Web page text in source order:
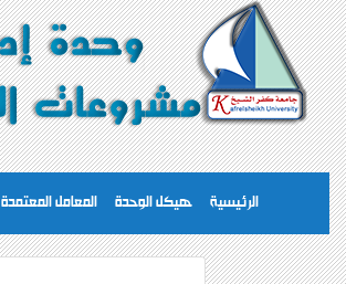
الرئيسية هيكل الوحدة المعامل المعتمدة